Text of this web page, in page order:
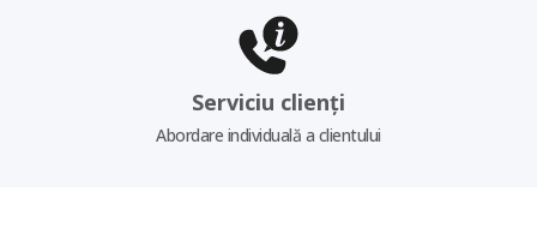
Serviciu clienți
Abordare individuală a clientului